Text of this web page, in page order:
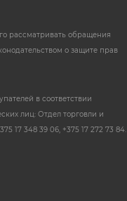
рассматривать обращения
о защите прав
в соответствии
лиц: Отдел торговли и
17 348 39 06, +375 17 272 73 84.